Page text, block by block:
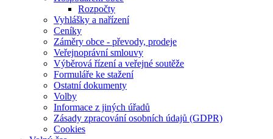
Rozpočty
Vyhlášky a nařízení
Ceníky
Záměry obce - převody, prodeje
Veřejnoprávní smlouvy
Výběrová řízení a veřejné soutěže
Formuláře ke stažení
Ostatní dokumenty
Volby
Informace z jiných úřadů
Zásady zpracování osobních údajů (GDPR)
Cookies